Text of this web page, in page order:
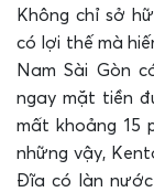
Không chỉ sở
có lợi thế mà
Nam Sài Gòn
ngay mặt tiền
mất khoảng 15
những vậy,
Đĩa có làn nước